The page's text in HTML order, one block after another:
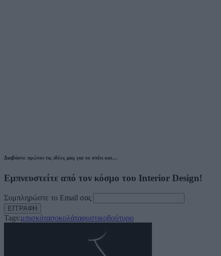
Διαβάστε πρώτοι τις ιδέες μας για το σπίτι και…
Εμπνευστείτε από τον κόσμο του Interior Design!
Συμπληρώστε το Email σας
Tags:μπισκότασοκολάταφυστικοβούτυρο